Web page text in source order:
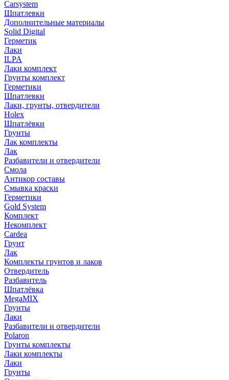
Carsystem
Шпатлевки
Дополнительные материалы
Solid Digital
Герметик
Лаки
ILPA
Лаки комплект
Грунты комплект
Герметики
Шпатлевки
Лаки, грунты, отвердители
Holex
Шпатлёвки
Грунты
Лак комплекты
Лак
Разбавители и отвердители
Смола
Антикор составы
Смывка краски
Герметики
Gold System
Комплект
Некомплект
Cardea
Грунт
Лак
Комплекты грунтов и лаков
Отвердитель
Разбавитель
Шпатлёвка
MegaMIX
Грунты
Лаки
Разбавители и отвердители
Polaron
Грунты комплекты
Лаки комплекты
Лаки
Грунты